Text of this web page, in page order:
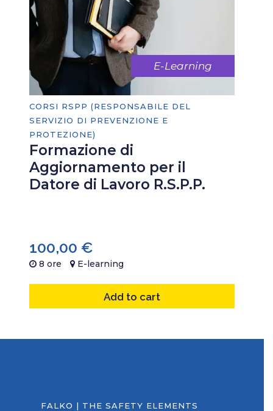
E-Learning
CORSI RSPP (RESPONSABILE DEL
SERVIZIO DI PREVENZIONE E
PROTEZIONE)
Formazione di
Aggiornamento per il
Datore di Lavoro R.S.P.P.
100,00 €
8 ore E-learning
Add to cart
FALKO | THE SAFETY ELEMENTS